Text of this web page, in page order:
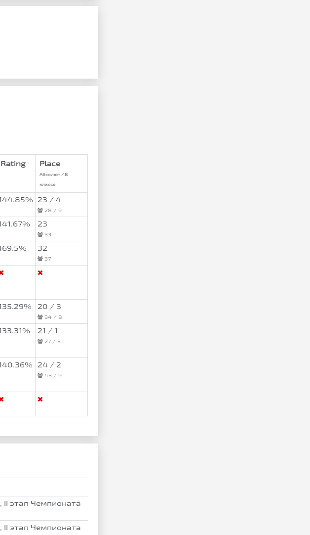
Rating Place
Абсолют / В
классе
23 / 4
28 / 9
23
33
32
37
20 / 3
34 / 8
21 / 1
27 / 3
24 / 2
43 / 9
этап Чемпионата
этап Чемпионата